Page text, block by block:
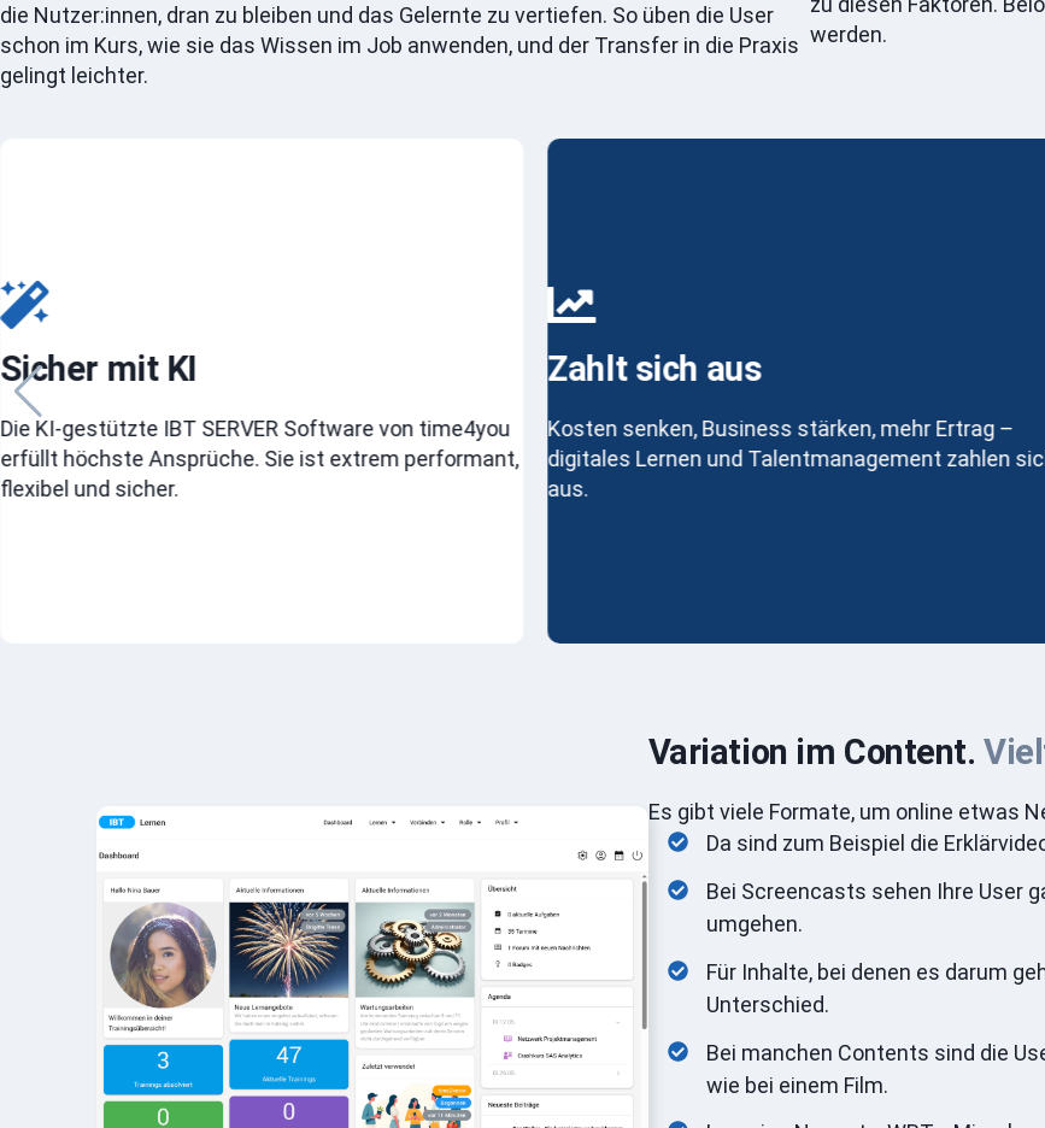
die Nutzer:innen, dran zu bleiben und das Gelernte zu vertiefen. So üben die User
schon im Kurs, wie sie das Wissen im Job anwenden, und der Transfer in die Praxis
gelingt leichter.
werden.
Sicher mit KI
Die KI-gestützte IBT SERVER Software von time4you
erfüllt höchste Ansprüche. Sie ist extrem performant,
flexibel und sicher.
Zahlt sich aus
Kosten senken, Business stärken, mehr Ertrag –
digitales Lernen und Talentmanagement zahlen
aus.
Variation im Content.
Es gibt viele Formate, um online etwas
Da sind zum Beispiel die
Bei Screencasts sehen Ihre User
umgehen.
Für Inhalte, bei denen es darum
Unterschied.
Bei manchen Contents sind die
wie bei einem Film.